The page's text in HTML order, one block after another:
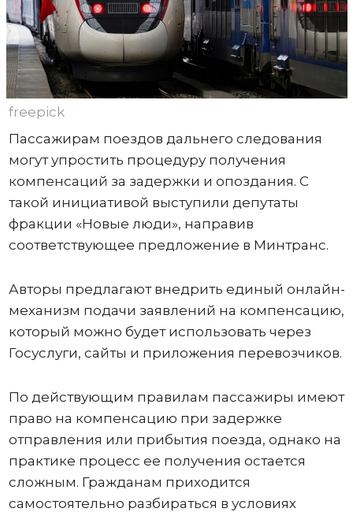
freepick
Пассажирам поездов дальнего следования
могут упростить процедуру получения
компенсаций за задержки и опоздания. С
такой инициативой выступили депутаты
фракции «Новые люди», направив
соответствующее предложение в Минтранс.
Авторы предлагают внедрить единый онлайн-
механизм подачи заявлений на компенсацию,
который можно будет использовать через
Госуслуги, сайты и приложения перевозчиков.
По действующим правилам пассажиры имеют
право на компенсацию при задержке
отправления или прибытия поезда, однако на
практике процесс ее получения остается
сложным. Гражданам приходится
самостоятельно разбираться в условиях